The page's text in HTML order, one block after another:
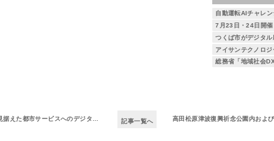
ビスへのデジタル技術の実装に向けた連携協定締結のお知らせ 記事一覧へ 高田松原津波復興祈念公園内およびその周辺市街地における自動